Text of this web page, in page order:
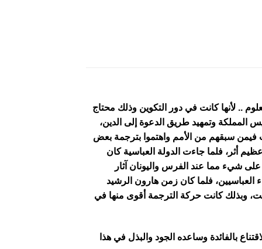
.. لأنها كانت في دور التكوين وذلك محتاج
المملكة وتمهيد طريق الدعوة إلى الدين،
فيمن سبقهم من الأمم واهتموا بترجمة بعض
أثر، فلما جاءت الدولة العباسية كان
على شيء مما عند الفرس واليونان آثار
فلما كان زمن هارون الرشيد
وبذلك كانت حركة الترجمة أقوى منها في
بالفائدة وساعده الجود والبذل في هذا